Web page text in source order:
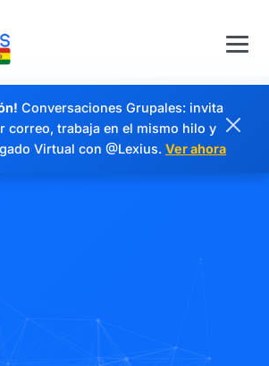
Conversaciones Grupales: invita
correo, trabaja en el mismo hilo y
Virtual con @Lexius. Ver ahora